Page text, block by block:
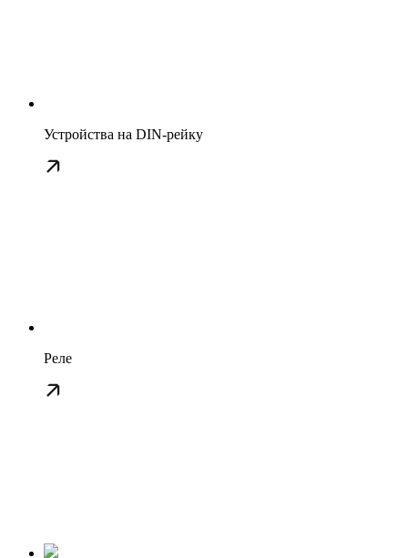
Устройства на DIN-рейку
Реле